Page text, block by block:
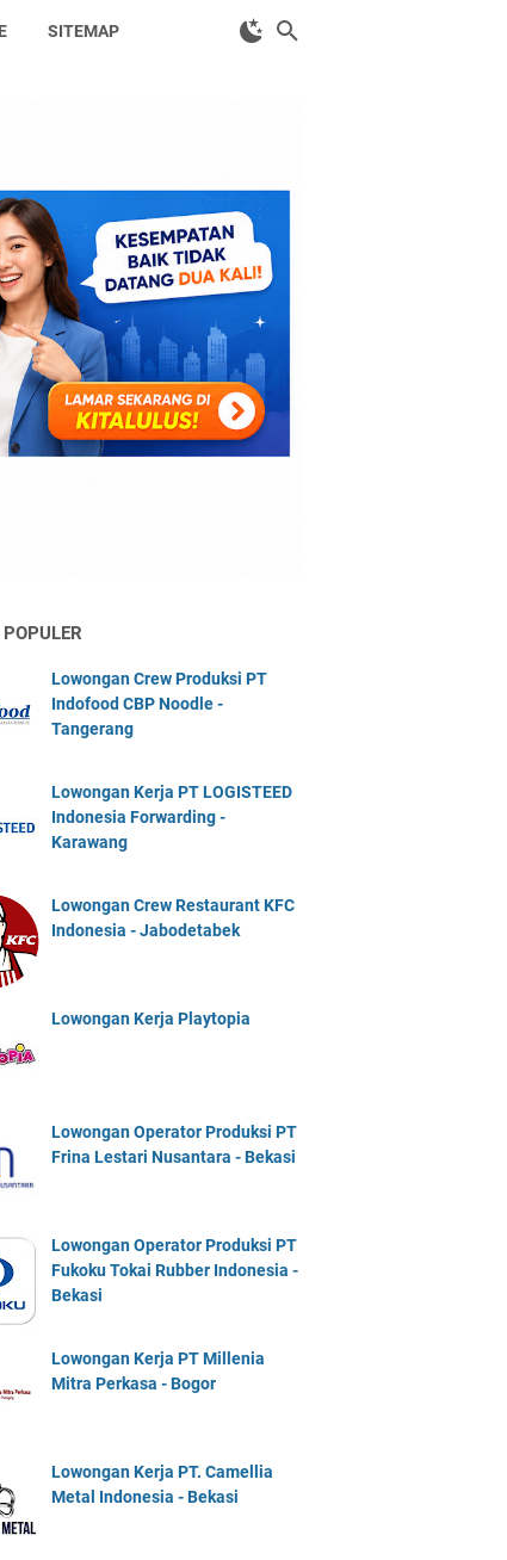
SITEMAP
Lowongan Crew Produksi PT
Indofood CBP Noodle -
Tangerang
Lowongan Kerja PT LOGISTEED
Indonesia Forwarding -
Karawang
Lowongan Crew Restaurant KFC
Indonesia - Jabodetabek
Lowongan Kerja Playtopia
Lowongan Operator Produksi PT
Frina Lestari Nusantara - Bekasi
Lowongan Operator Produksi PT
Fukoku Tokai Rubber Indonesia -
Bekasi
Lowongan Kerja PT Millenia
Mitra Perkasa - Bogor
Lowongan Kerja PT. Camellia
Metal Indonesia - Bekasi